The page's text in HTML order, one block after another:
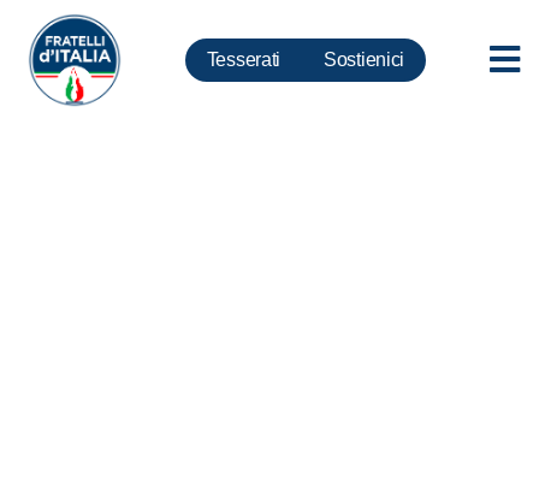
Tesserati Sostienici